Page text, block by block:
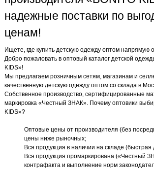
надежные поставки по
ценам!
Ищете, где купить детскую одежду оптом напрямую
Добро пожаловать в оптовый каталог детской
KIDS»!
Мы предлагаем розничным сетям, магазинам и
качественную детскую одежду оптом со склада в
Собственное производство, сертифицированные
маркировка «Честный ЗНАК». Почему оптовики
KIDS»?
Оптовые цены от производителя (без
цены ниже рыночных;
Вся продукция в наличии на складе (быстрая
Вся продукция промаркирована («Честный
контрафакта и выполнение норм